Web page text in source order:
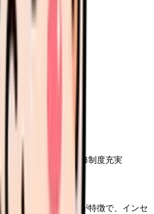
手）
5%
月分）
職金制度あり、研修制度充実
基本給とボーナスが特徴で、インセ